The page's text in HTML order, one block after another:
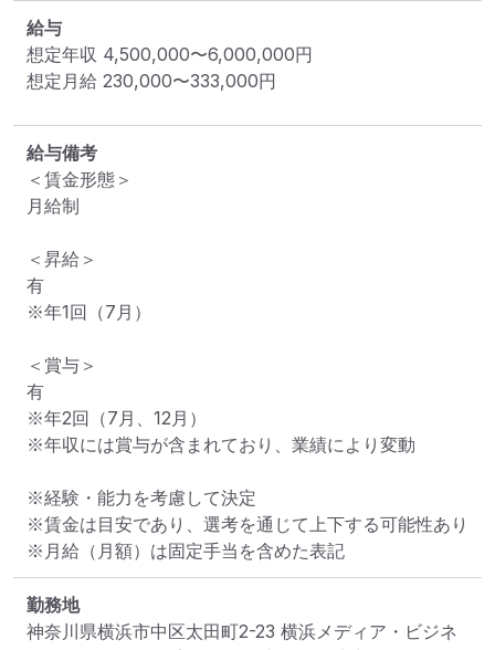
給与
想定年収 4,500,000〜6,000,000円
想定月給 230,000〜333,000円
給与備考
＜賃金形態＞
月給制
＜昇給＞
有
※年1回（7月）
＜賞与＞
有
※年2回（7月、12月）
※年収には賞与が含まれており、業績により変動
※経験・能力を考慮して決定
※賃金は目安であり、選考を通じて上下する可能性あり
※月給（月額）は固定手当を含めた表記
勤務地
神奈川県横浜市中区太田町2-23 横浜メディア・ビジネ